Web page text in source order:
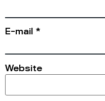
E-mail *
Website